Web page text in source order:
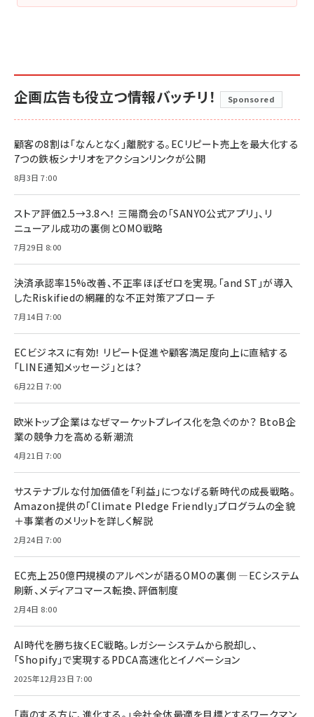
企画広告も役立つ情報バッチリ！ Sponsored
顧客の8割は「なんとなく」離脱する。ECリピート売上を最大化する
7つの鉄板シナリオをアクションリンクが公開
8月3日 7:00
ストア評価2.5→3.8へ！ 三陽商会の「SANYO公式アプリ」、リ
ニューアル成功の裏側とOMO戦略
7月29日 8:00
決済承認率15%改善、不正率ほぼゼロを実現。「and ST」が導入
したRiskifiedの網羅的な不正対策アプローチ
7月14日 7:00
ECビジネスに有効！ リピート促進や顧客満足度向上に直結する
「LINE通知メッセージ」とは？
6月22日 7:00
欧米トップ企業はなぜマーケットプレイス化を急ぐのか？ BtoB企
業の競争力を高める新潮流
4月21日 7:00
サステナブルな付加価値を「利益」につなげる新時代の成長戦略。
Amazon提供の「Climate Pledge Friendly」プログラムの全貌
＋事業者のメリットを詳しく解説
2月24日 7:00
EC売上250億円規模のアルペンが語るOMOの裏側 ―ECシステム
刷新、メディアコマース転換、評価制度
2月4日 8:00
AI時代を勝ち抜くEC戦略。レガシーシステムから脱却し、
「Shopify」で実現するPDCA高速化とイノベーション
2025年12月23日 7:00
「声のする方に、進化する。」会社全体最適を目標とするワークマン